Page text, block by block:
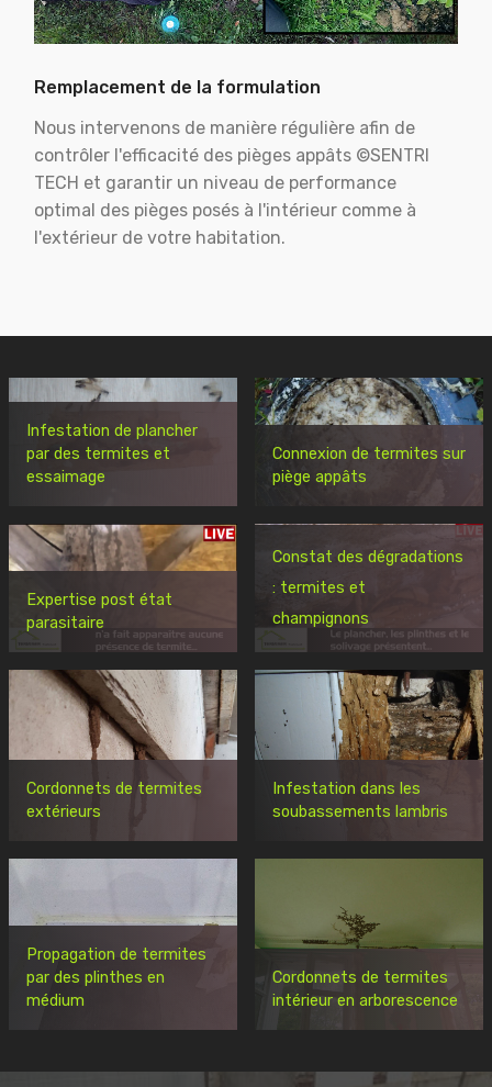
Remplacement de la formulation
Nous intervenons de manière régulière afin de
contrôler l'efficacité des pièges appâts ©SENTRI
TECH et garantir un niveau de performance
optimal des pièges posés à l'intérieur comme à
l'extérieur de votre habitation.
Infestation de plancher
par des termites et
essaimage
Connexion de termites sur
piège appâts
Expertise post état
parasitaire
Constat des dégradations
: termites et
champignons
Cordonnets de termites
extérieurs
Infestation dans les
soubassements lambris
Propagation de termites
par des plinthes en
médium
Cordonnets de termites
intérieur en arborescence